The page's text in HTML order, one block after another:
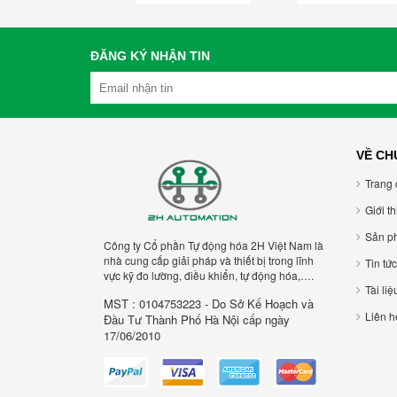
ĐĂNG KÝ NHẬN TIN
Công ty Cổ phần Tự động hóa 2H Việt Nam là
nhà cung cấp giải pháp và thiết bị trong lĩnh
vực kỹ đo lường, điều khiển, tự động hóa,….
MST : 0104753223 - Do Sở Kế Hoạch và
Đầu Tư Thành Phố Hà Nội cấp ngày
17/06/2010
VỀ
Trang
Giới
Sản
Tin tức
Tài
Liên